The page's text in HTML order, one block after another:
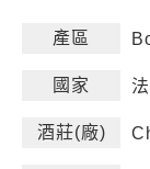
產區
國家
酒莊(廠)